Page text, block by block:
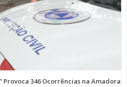
Provoca 346 Ocorrências na Amadora